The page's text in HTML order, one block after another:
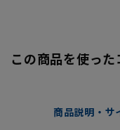
この商品を使っ
商品説明・サ